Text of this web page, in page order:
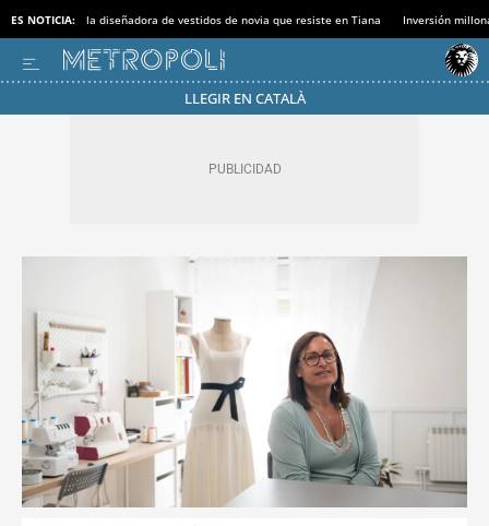
ES NOTICIA: la diseñadora de vestidos de novia que resiste en Tiana Inversión
LLEGIR EN CATALÀ